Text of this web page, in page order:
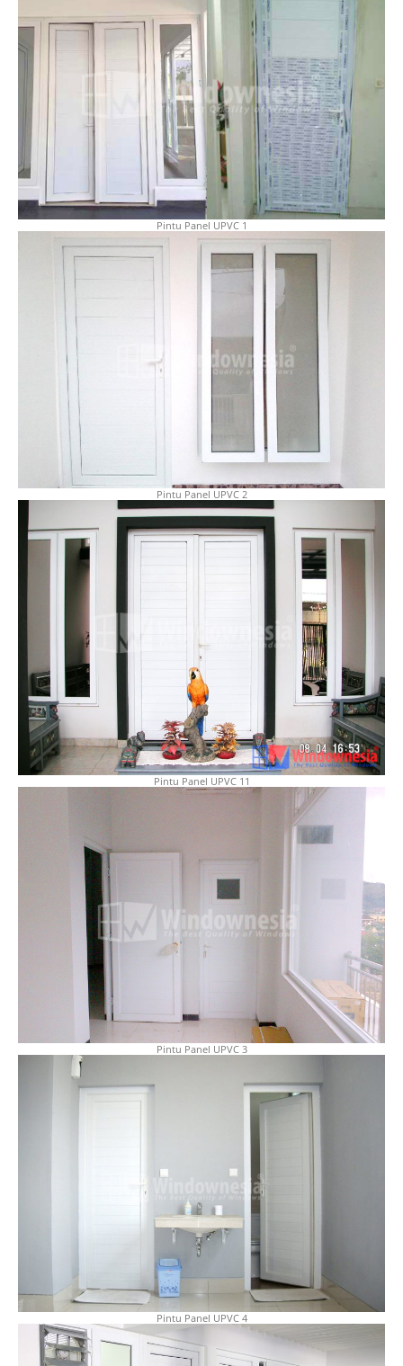
Pintu Panel UPVC 1
Pintu Panel UPVC 2
Pintu Panel UPVC 11
Pintu Panel UPVC 3
Pintu Panel UPVC 4